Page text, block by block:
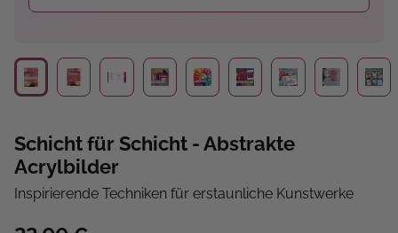
Schicht für Schicht - Abstrakte
Acrylbilder
Inspirierende Techniken für erstaunliche Kunstwerke